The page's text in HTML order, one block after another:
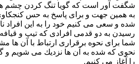
شگفت آور است كه گویا تنگ كردن چشم
به همین جهت و برای پاسخ به حس
شده و سعی می كنیم خود را به این افراد
رسیدن به دو قدمی افرادی كه تیپ و
شما برای نحوه برقراری ارتباط با آن ها
نحوی كه شده به آن ها نزدیك می شویم و
را آغاز می كنیم.